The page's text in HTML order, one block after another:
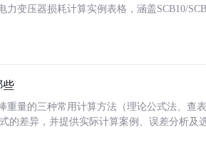
力变压器损耗计算实例表格，涵盖SCB10/
些
重量的三种常用计算方法（理论公式法、查
的差异，并提供实际计算案例、误差分析及